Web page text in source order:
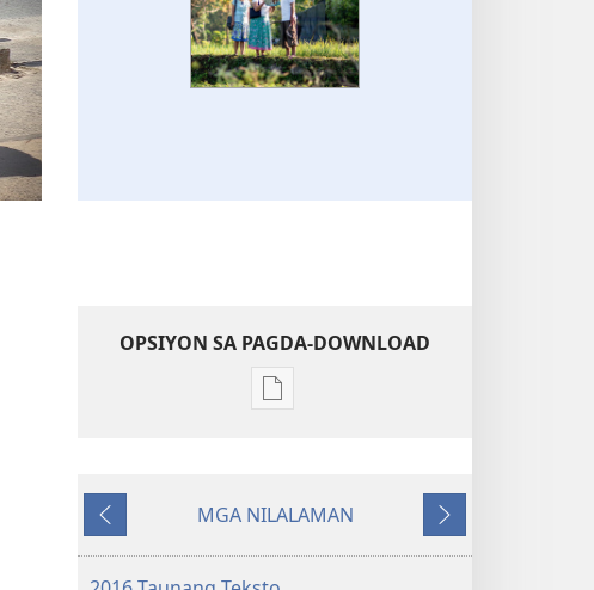
OPSIYON SA PAGDA-DOWNLOAD
Opsiyon
ng
Nauna
MGA NILALAMAN
Susunod